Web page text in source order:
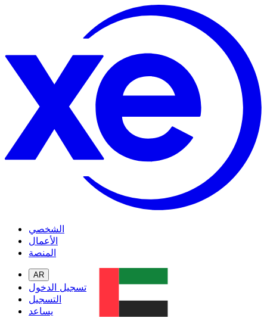
الشخصي
الأعمال
المنصة
AR
تسجيل الدخول
التسجيل
يساعد